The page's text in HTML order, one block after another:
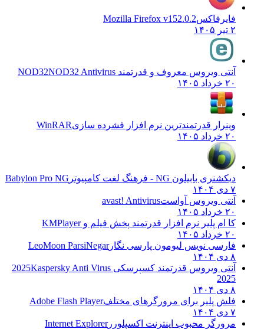
فایرفاکس Mozilla Firefox v152.0.2
آنتی ویروس معروف و قدرتمند NOD32NOD32 Antivirus
وینرار قدرتمندترین نرم افزار فشرده سازی WinRAR
دیکشنری بابیلون NG - فرهنگ لغت کامپیوتر
Babylon Pro NG
آنتی ویروس آواست avast! Antivirus
کا ام پلیر نرم افزار قدرتمند پخش فیلم وKMPlayer
فارسی نویس لیومون پارسی نگارLeoMoon ParsiNegar
آنتی ویروس قدرتمند کسپرسکی 2025 Kaspersky Anti Virus
فلش پلیر برای مرورگرهای مختلفAdobe Flash Player
مرورگر محبوب اینترنت اکسپلوررInternet Explorer